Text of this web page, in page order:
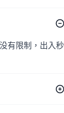
有限制，出入秒